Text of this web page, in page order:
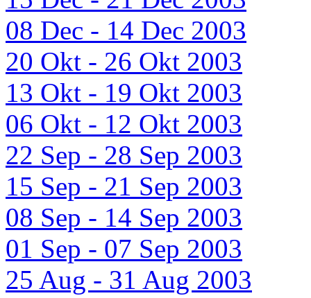
08 Dec - 14 Dec 2003
20 Okt - 26 Okt 2003
13 Okt - 19 Okt 2003
06 Okt - 12 Okt 2003
22 Sep - 28 Sep 2003
15 Sep - 21 Sep 2003
08 Sep - 14 Sep 2003
01 Sep - 07 Sep 2003
25 Aug - 31 Aug 2003